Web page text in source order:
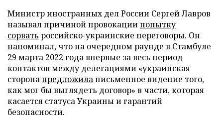
Министр иностранных дел России Сергей Лавров
называл причиной провокациипопытку
сорвать российско-украинские переговоры. Он
напоминал, что на очередном раунде в Стамбуле
29 марта 2022 года впервые за весь период
контактов между делегациями «украинская
сторонапредложилаписьменное видение того,
как мог бы выглядеть договор» в части, которая
касается статуса Украины и гарантий
безопасности.